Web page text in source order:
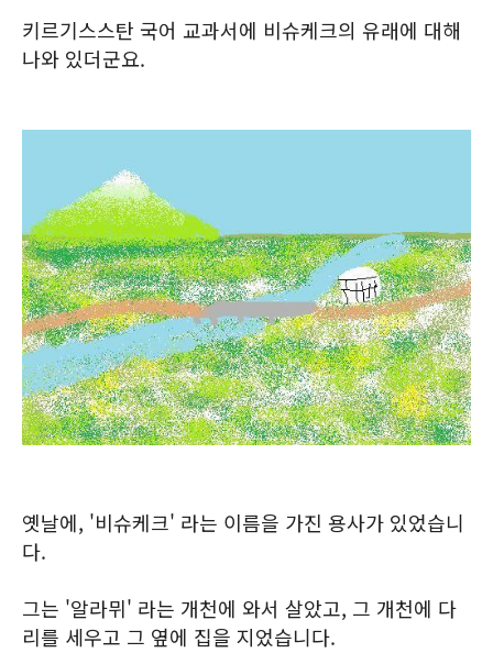
키르기스스탄 국어 교과서에 비슈케크의 유래에 대해
나와 있더군요.
옛날에, '비슈케크' 라는 이름을 가진 용사가 있었습니
다.
그는 '알라뮈' 라는 개천에 와서 살았고, 그 개천에 다
리를 세우고 그 옆에 집을 지었습니다.